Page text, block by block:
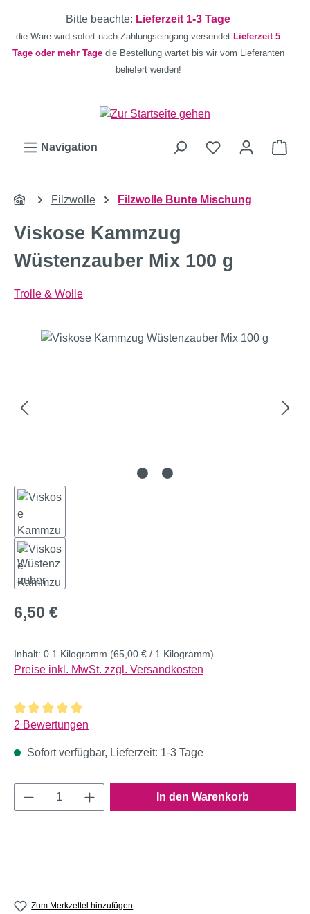
Zum Hauptinhalt springen
Bitte beachte: Lieferzeit 1-3 Tage
die Ware wird sofort nach Zahlungseingang versendet Lieferzeit 5
Tage oder mehr Tage die Bestellung wartet bis wir vom Lieferanten
beliefert werden!
Navigation
Filzwolle Filzwolle Bunte Mischung
Viskose Kammzug
Wüstenzauber Mix 100 g
Trolle & Wolle
Bildergalerie überspringen
Regulärer Preis:
6,50 €
Inhalt: 0.1 Kilogramm (65,00 € / 1 Kilogramm)
Preise inkl. MwSt. zzgl. Versandkosten
Durchschnittliche Bewertung von 5 von 5 Sternen
2 Bewertungen
Sofort verfügbar, Lieferzeit: 1-3 Tage
Produkt Anzahl: Gib den gewünschten
In den Warenkorb
Zum Merkzettel hinzufügen